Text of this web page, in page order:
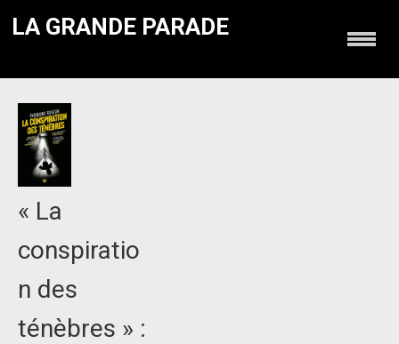
LA GRANDE PARADE
« La
conspiratio
n des
ténèbres » :